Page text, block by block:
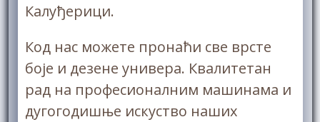
Калуђерици.
Код нас можете пронаћи све врсте
боје и дезене универа. Квалитетан
рад на професионалним машинама и
дугогодишње искуство наших